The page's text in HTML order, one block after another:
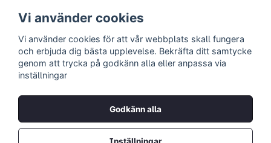
Avfallshantering
Fathantering
Emballage & Tillbehör
Lager & Kontor
Hygien- & Städartiklar
Outlet
Copyright © 2026 Myrins Industri AB
Vi använder cookies
Vi använder cookies för att vår webbplats skall fungera
och erbjuda dig bästa upplevelse. Bekräfta ditt samtycke
genom att trycka på godkänn alla eller anpassa via
inställningar
Godkänn alla